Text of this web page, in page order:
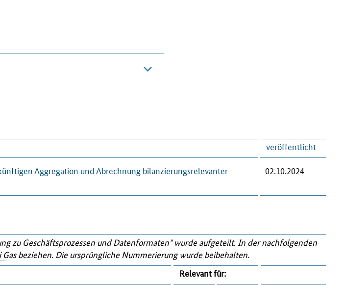
veröffentlicht
Aggregation und Abrechnung bilanzierungsrelevanter
02.10.2024
zu Geschäftsprozessen und Datenformaten" wurde aufgeteilt. In der nachfolgenden
Gasbeziehen. Die ursprüngliche Nummerierung wurde beibehalten.
Relevant für: